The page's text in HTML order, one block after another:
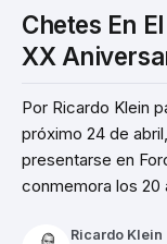
Chetes En
XX
Por Ricardo Klein
próximo 24 de
presentarse en
conmemora los 20
Ricardo Klein